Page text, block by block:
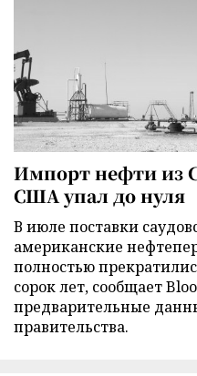
Импорт нефти из
США упал до нуля
В июле поставки
американские
полностью
сорок лет, сообщает
предварительные
правительства.